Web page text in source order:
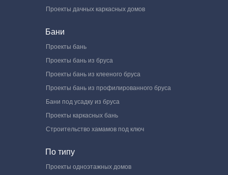
Проекты дачных каркасных домов
Бани
Проекты бань
Проекты бань из бруса
Проекты бань из клееного бруса
Проекты бань из профилированного бруса
Бани под усадку из бруса
Проекты каркасных бань
Строительство хамамов под ключ
По типу
Проекты одноэтажных домов